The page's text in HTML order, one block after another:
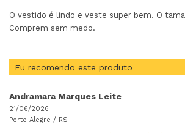
O vestido é lindo e veste super bem. O
Comprem sem medo.
Eu recomendo este produto
Andramara Marques Leite
21/06/2026
Porto Alegre / RS